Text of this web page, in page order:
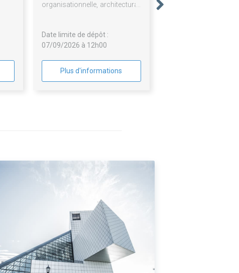
organisationnelle, architectural,
cuisines
Date limite de dépôt :
07/09/2026 à 12h00
Plus d'informations